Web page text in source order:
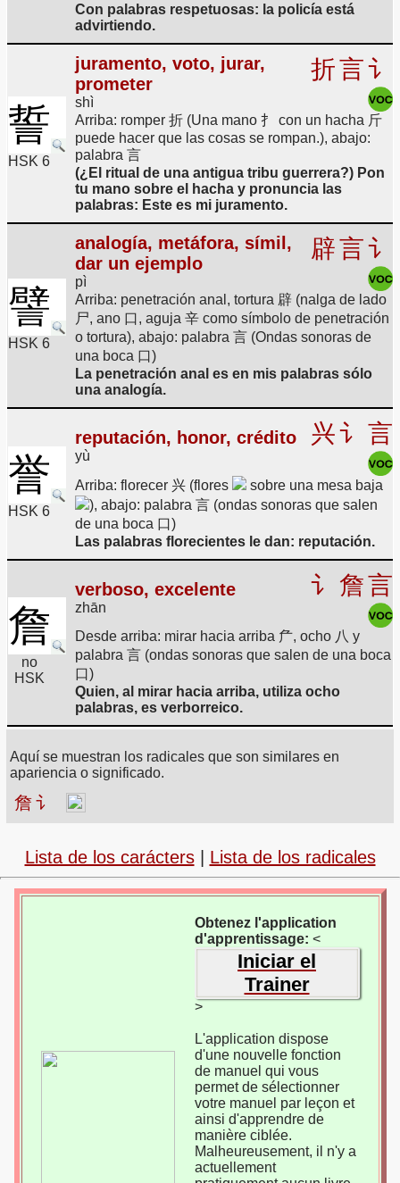
Con palabras respetuosas: la policía está
advirtiendo.
誓
HSK 6
juramento, voto, jurar,
prometer
shì
折言讠
Arriba: romper 折 (Una mano 扌 con un hacha 斤
puede hacer que las cosas se rompan.), abajo:
palabra 言
(¿El ritual de una antigua tribu guerrera?) Pon
tu mano sobre el hacha y pronuncia las
palabras: Este es mi juramento.
譬
HSK 6
analogía, metáfora, símil,
dar un ejemplo
pì
辟言讠
Arriba: penetración anal, tortura 辟 (nalga de lado
尸, ano 口, aguja 辛 como símbolo de penetración
o tortura), abajo: palabra 言 (Ondas sonoras de
una boca 口)
La penetración anal es en mis palabras sólo
una analogía.
誉
HSK 6
reputación, honor, crédito
yù
兴讠 言
Arriba: florecer 兴 (flores
sobre una mesa baja
), abajo: palabra 言 (ondas sonoras que salen
de una boca 口)
Las palabras florecientes le dan: reputación.
詹
no
HSK
verboso, excelente
zhān
讠 詹言
Desde arriba: mirar hacia arriba 厃, ocho 八 y
palabra 言 (ondas sonoras que salen de una boca
口)
Quien, al mirar hacia arriba, utiliza ocho
palabras, es verborreico.
Aquí se muestran los radicales que son similares en
apariencia o significado.
詹讠
Lista de los carácters| Lista de los radicales
Obtenez l'application
d'apprentissage: <
Iniciar el
Trainer
>
L'application dispose
d'une nouvelle fonction
de manuel qui vous
permet de sélectionner
votre manuel par leçon et
ainsi d'apprendre de
manière ciblée.
Malheureusement, il n'y a
actuellement